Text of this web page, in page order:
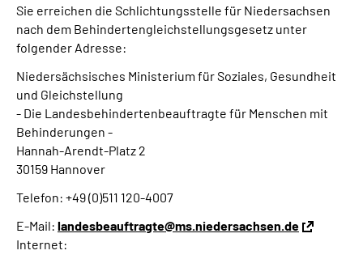
Sie erreichen die Schlichtungsstelle für Niedersachsen
nach dem Behindertengleichstellungsgesetz unter
folgender Adresse:
Niedersächsisches Ministerium für Soziales, Gesundheit
und Gleichstellung
- Die Landesbehindertenbeauftragte für Menschen mit
Behinderungen -
Hannah-Arendt-Platz 2
30159 Hannover
Telefon: +49 (0)511 120-4007
E-Mail: landesbeauftragte@ms.niedersachsen.de
Internet: